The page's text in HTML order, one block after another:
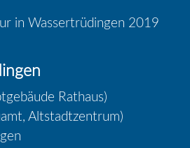
in Wassertrüdingen 2019
Rathaus)
Altstadtzentrum)